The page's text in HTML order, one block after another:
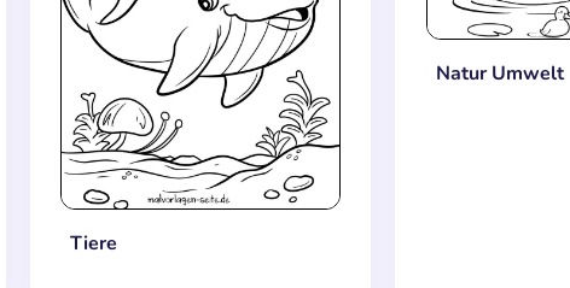
Tiere
Natur Umwelt